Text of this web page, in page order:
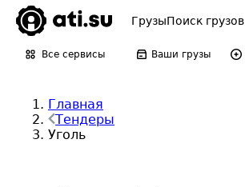
ГрузыПоиск грузов
Все сервисы Ваши грузы
Главная
Тендеры
Уголь